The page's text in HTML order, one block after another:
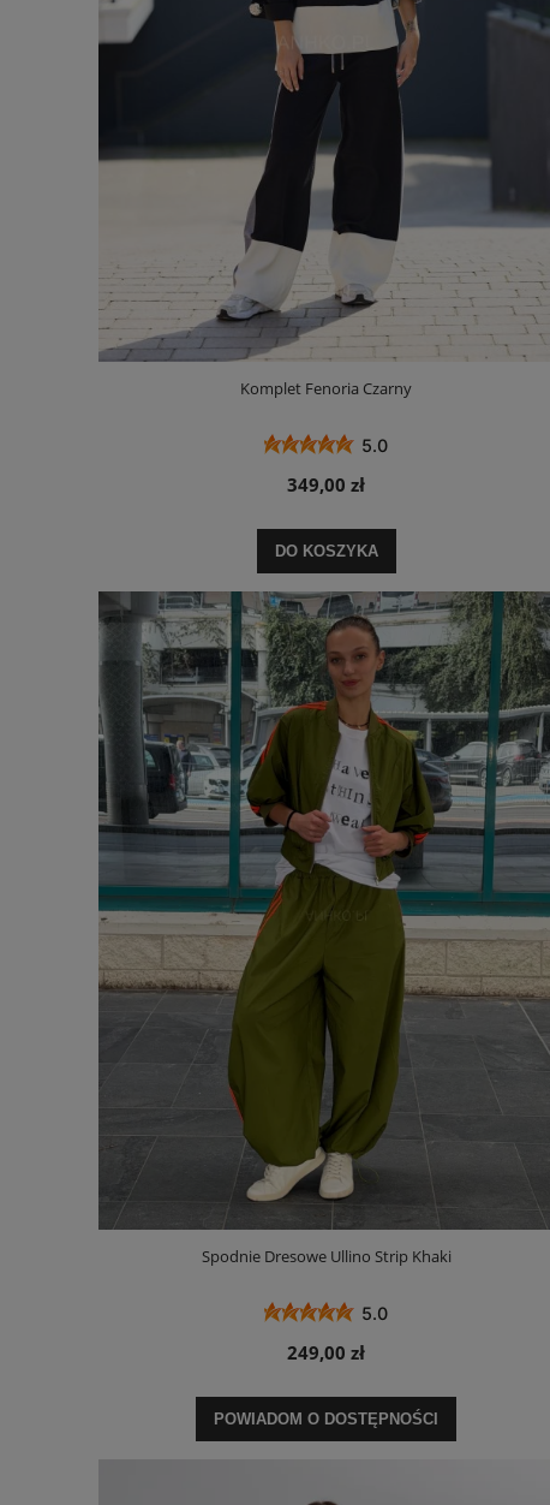
Komplet Fenoria Czarny
5.0
349,00 zł
DO KOSZYKA
Spodnie Dresowe Ullino Strip Khaki
5.0
249,00 zł
POWIADOM O DOSTĘPNOŚCI